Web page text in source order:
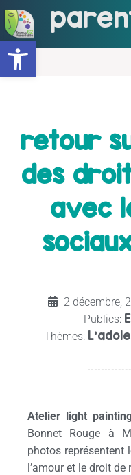
Ouvrir la barre d’outils
retour
des
avec
2 décembre,
Publics:
Thèmes:
Atelier light
Bonnet Rouge à
photos représentent
l’amour et le droit de